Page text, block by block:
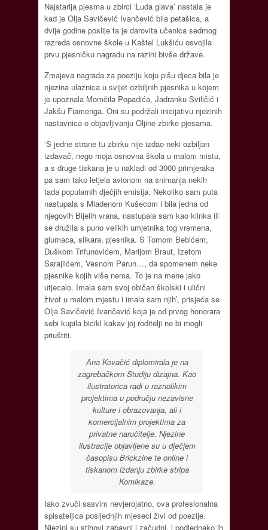
Najstarija pjesma u zbirci ‘Luda glava’ nastala je
kad je Olja Savičević Ivančević bila petašica, a
dvije godine poslije ta je darovita učenica sedmog
razreda osnovne škole u Kaštel Lukšiću osvojila
prvu pjesničku nagradu na razini bivše države.
Zmajeva nagrada za poeziju koju pišu djeca bila je
njezina ulaznica u svijet ozbiljnih pjesnika u kojem
je upoznala Momčila Popadića, Jadranku Sviličić i
Jakšu Fiamenga. Oni su podržali inicijativu njezinih
nastavnica o objavljivanju Oljine zbirke pjesama.
‘S jedne strane tu zbirku nije izdao neki ozbiljan
izdavač, nego moja osnovna škola u malom mistu,
a s druge tiskana je u nakladi od 3000 primjeraka
pa sam tako letjela avionom na snimanja nekih
tada popularnih dječjih emisija. Nekoliko sam puta
nastupala s Mladenom Kušecom i bila jedna od
njegovih Bijelih vrana, nastupala sam kao klinka ili
se družila s puno velikih umjetnika tog vremena,
glumaca, slikara, pjesnika. S Tomom Bebićem,
Duškom Trifunovićem, Marijom Braut, Izetom
Sarajlićem, Vesnom Parun…, da spomenem neke
pjesnike kojih više nema. To je na mene jako
utjecalo. Imala sam svoj običan školski i ulični
život u malom mjestu i imala sam njih’, prisjeća se
Olja Savičević Ivančević koja je od prvog honorara
sebi kupila bicikl kakav joj roditelji ne bi mogli
priuštiti.
Ana Kovačić diplomirala je na
zagrebačkom Studiju dizajna. Kao
ilustratorica radi u raznolikim
projektima u području nezavisne
kulture i obrazovanja, ali i
komercijalnim projektima za
privatne naručitelje. Njezine
ilustracije objavljene su u dječjem
časopisu Brickzine te online i
tiskanom izdanju zbirke stripa
Komikaze.
Iako zvuči sasvim nevjerojatno, ova profesionalna
spisateljica posljednjih mjeseci živi od poezije.
Njezini su stihovi zabavni i začudni, i podjednako ih